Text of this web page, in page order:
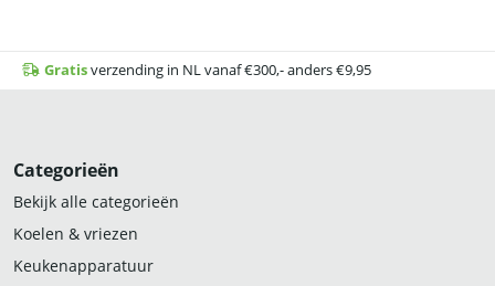
Gratisverzending in NL vanaf €300,- anders €9,95
Categorieën
Bekijk alle categorieën
Koelen & vriezen
Keukenapparatuur